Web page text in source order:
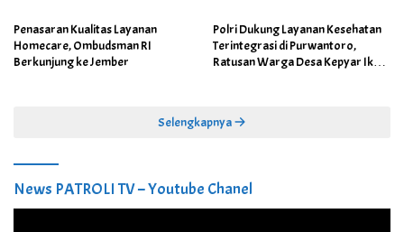
Penasaran Kualitas Layanan
Homecare, Ombudsman RI
Berkunjung ke Jember
Polri Dukung Layanan Kesehatan
Terintegrasi di Purwantoro,
Ratusan Warga Desa Kepyar Ikuti
Selengkapnya
News PATROLI TV – Youtube Chanel